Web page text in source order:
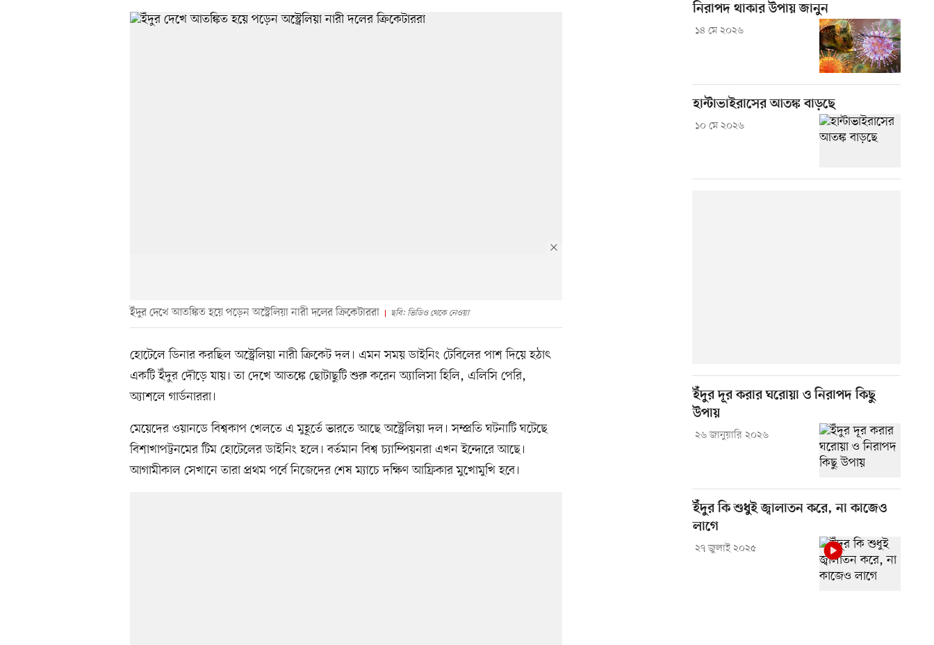
ইঁদুর দেখে আতঙ্কিত হয়ে পড়েন অস্ট্রেলিয়া নারী দলের ক্রিকেটাররা ছবি: ভিডিও থেকে নেওয়া
হোটেলে ডিনার করছিল অস্ট্রেলিয়া নারী ক্রিকেট দল। এমন সময় ডাইনিং টেবিলের পাশ দিয়ে হঠাৎ
একটি ইঁদুর দৌড়ে যায়। তা দেখে আতঙ্কে ছোটাছুটি শুরু করেন অ্যালিসা হিলি, এলিসি পেরি,
অ্যাশলে গার্ডনাররা।
মেয়েদের ওয়ানডে বিশ্বকাপ খেলতে এ মুহূর্তে ভারতে আছে অস্ট্রেলিয়া দল। সম্প্রতি ঘটনাটি ঘটেছে
বিশাখাপট্টনমের টিম হোটেলের ডাইনিং হলে। বর্তমান বিশ্ব চ্যাম্পিয়নরা এখন ইন্দোরে আছে।
আগামীকাল সেখানে তারা প্রথম পর্বে নিজেদের শেষ ম্যাচে দক্ষিণ আফ্রিকার মুখোমুখি হবে।
নিরাপদ থাকার উপায় জানুন
১৪ মে ২০২৬
হান্টাভাইরাসের আতঙ্ক বাড়ছে
১০ মে ২০২৬
ইঁদুর দূর করার ঘরোয়া ও নিরাপদ কিছু
উপায়
২৬ জানুয়ারি ২০২৬
ইঁদুর কি শুধুই জ্বালাতন করে, না কাজেও
লাগে
২৭ জুলাই ২০২৫